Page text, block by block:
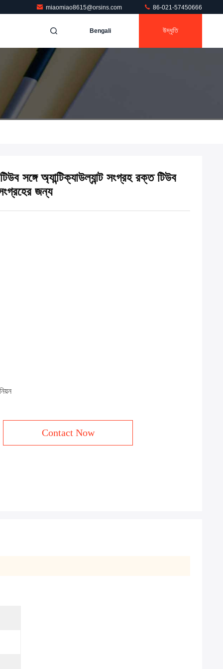
miaomiao8615@orsins.com 86-021-57450666
Bengali উদ্ধৃতি
সঙ্গে অ্যান্টিক্যাউল্যান্ট সংগ্রহ রক্ত টিউব
জন্য
Contact Now